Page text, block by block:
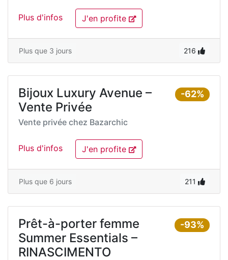
Plus d'infos J'en profite
Plus que 3 jours 216
-62%
Bijoux Luxury Avenue –
Vente Privée
Vente privée chez Bazarchic
Plus d'infos J'en profite
Plus que 6 jours 211
-93%
Prêt-à-porter femme
Summer Essentials –
RINASCIMENTO